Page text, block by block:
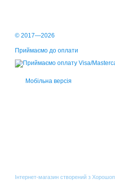
© 2017—2026
Приймаємо до оплати
Мобільна версія
Інтернет-магазин створений з Хорошоп